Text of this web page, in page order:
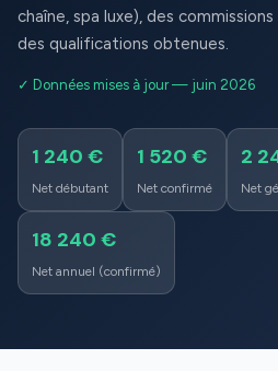
chaîne, spa luxe), des
des qualifications obtenues.
✓ Données mises à jour — juin 2026
1 240 €
Net débutant
1 520 €
Net confirmé
2
Net
18 240 €
Net annuel (confirmé)